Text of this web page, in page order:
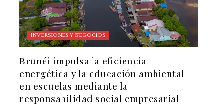
INVERSIONES Y NEGOCIOS
Brunéi impulsa la eficiencia
energética y la educación ambiental
en escuelas mediante la
responsabilidad social empresarial